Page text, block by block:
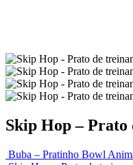
Skip Hop –
Buba – Pratinho Bowl